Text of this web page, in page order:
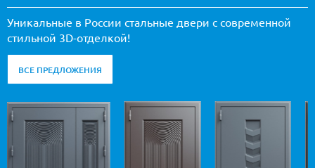
Уникальные в России стальные двери с современной
стильной 3D-отделкой!
ВСЕ ПРЕДЛОЖЕНИЯ